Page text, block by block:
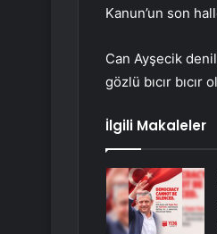
Kanun’un son
Can Ayşecik
gözlü bıcır
İlgili Makaleler